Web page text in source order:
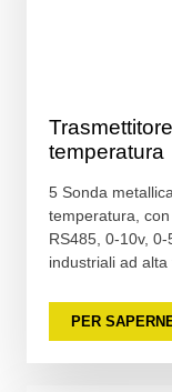
temperatura
5 Sonda
temperatura,
RS485, 0-10v,
industriali ad
PER